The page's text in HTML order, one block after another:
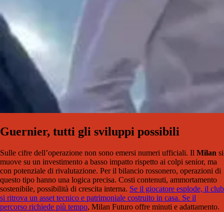
Guernier, tutti gli sviluppi possibili
Sulle cifre dell’operazione non sono emersi numeri ufficiali. Il Milan si
muove su un investimento a basso impatto rispetto ai colpi senior, ma
con potenziale di rivalutazione. Per il bilancio rossonero, operazioni di
questo tipo hanno una logica precisa. Costi contenuti, ammortamento
sostenibile, possibilità di crescita interna. Se il giocatore esplode, il club
si ritrova un asset tecnico e patrimoniale costruito in casa. Se il
percorso richiede più tempo, Milan Futuro offre minuti e adattamento.